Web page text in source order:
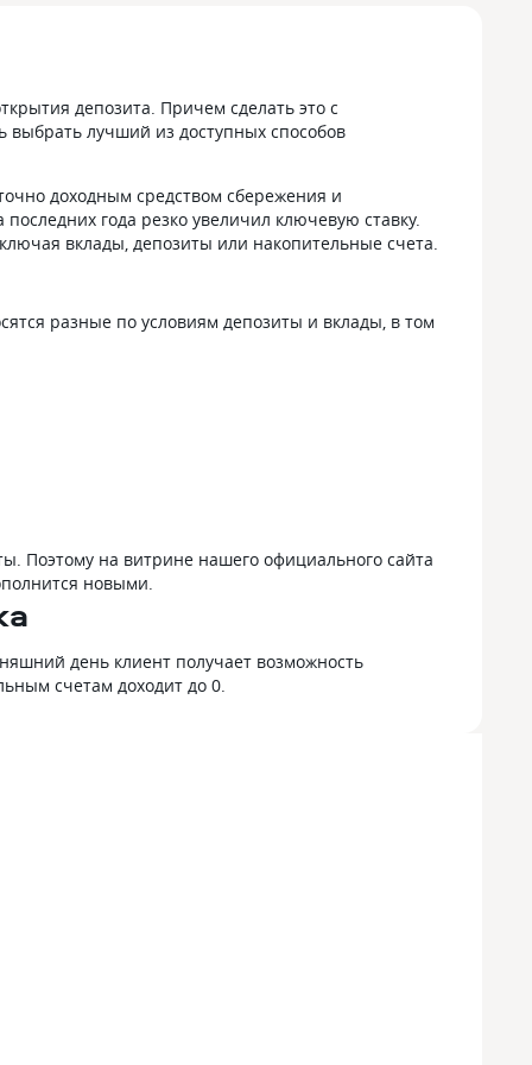
депозита. Причем сделать это с
выбрать лучший из доступных способов
доходным средством сбережения и
года резко увеличил ключевую ставку.
вклады, депозиты или накопительные счета.
разные по условиям депозиты и вклады, в том
Поэтому на витрине нашего официального сайта
новыми.
день клиент получает возможность
счетам доходит до 0.